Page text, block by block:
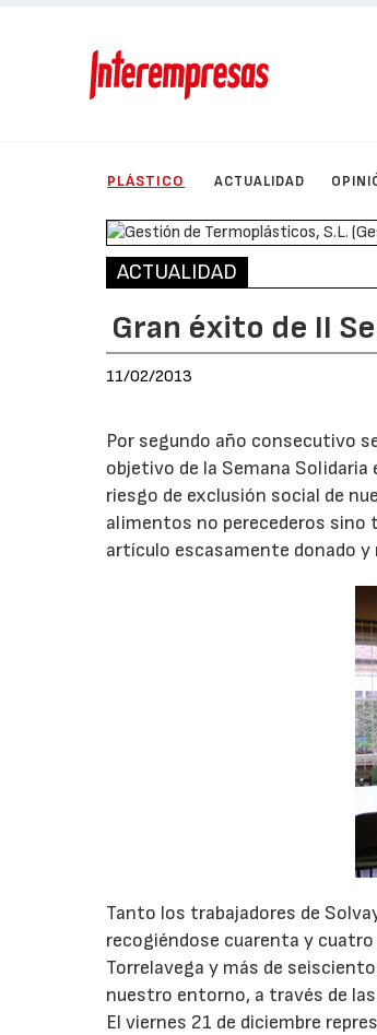
PLÁSTICO ACTUALIDAD
ACTUALIDAD
Gran éxito de II
11/02/2013
Por segundo año consecutivo
objetivo de la Semana
riesgo de exclusión social de
alimentos no perecederos sino
artículo escasamente donado y
Tanto los trabajadores de
recogiéndose cuarenta y
Torrelavega y más de
nuestro entorno, a través de las
El viernes 21 de diciembre